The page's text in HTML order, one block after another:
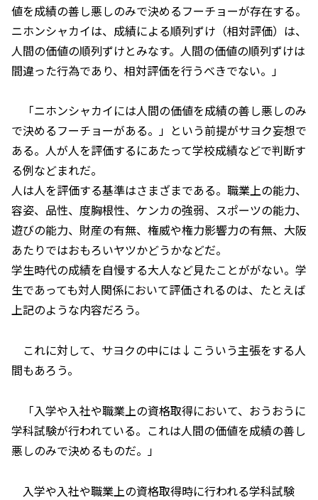
値を成績の善し悪しのみで決めるフーチョーが存在する。
ニホンシャカイは、成績による順列ずけ（相対評価）は、
人間の価値の順列ずけとみなす。人間の価値の順列ずけは
間違った行為であり、相対評価を行うべきでない。」
「ニホンシャカイには人間の価値を成績の善し悪しのみ
で決めるフーチョーがある。」という前提がサヨク妄想で
ある。人が人を評価するにあたって学校成績などで判断す
る例などまれだ。
人は人を評価する基準はさまざまである。職業上の能力、
容姿、品性、度胸根性、ケンカの強弱、スポーツの能力、
遊びの能力、財産の有無、権威や権力影響力の有無、大阪
あたりではおもろいヤツかどうかなどだ。
学生時代の成績を自慢する大人など見たことががない。学
生であっても対人関係において評価されるのは、たとえば
上記のような内容だろう。
これに対して、サヨクの中には↓こういう主張をする人
間もあろう。
「入学や入社や職業上の資格取得において、おうおうに
学科試験が行われている。これは人間の価値を成績の善し
悪しのみで決めるものだ。」
入学や入社や職業上の資格取得時に行われる学科試験